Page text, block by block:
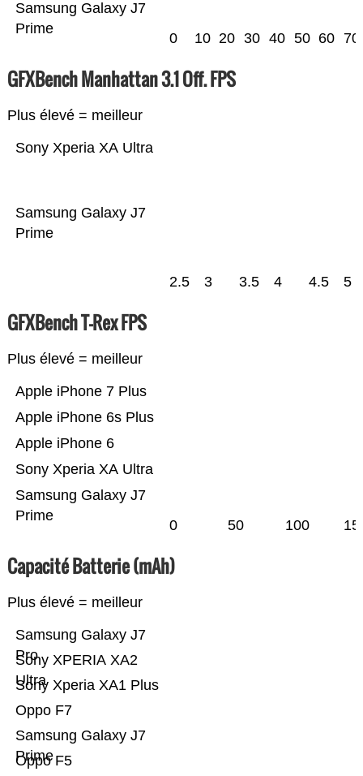
Samsung Galaxy J7
Prime
0 10 20 30 40 50 60 70
GFXBench Manhattan 3.1 Off. FPS
Plus élevé = meilleur
Samsung Galaxy J7
Prime
Sony Xperia XA Ultra
2.5 3 3.5 4 4.5 5
GFXBench T-Rex FPS
Plus élevé = meilleur
Samsung Galaxy J7
Prime
Sony Xperia XA Ultra
Apple iPhone 6
Apple iPhone 6s Plus
Apple iPhone 7 Plus
0 50 100
Capacité Batterie (mAh)
Plus élevé = meilleur
Oppo F5
Samsung Galaxy J7
Prime
Oppo F7
Sony Xperia XA1 Plus
Sony XPERIA XA2
Ultra
Samsung Galaxy J7
Pro